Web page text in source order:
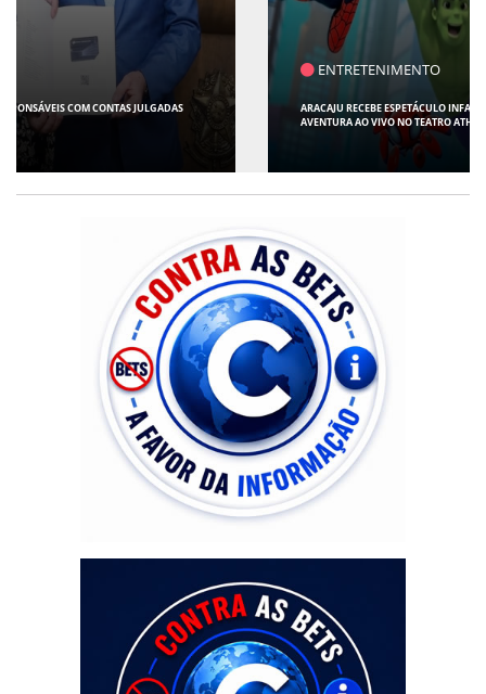
ENTRETENIMENTO
ARACAJU RECEBE ESPETÁCULO INFANTIL "SPIDEY E SEUS AMIGOS" COM
AVENTURA AO VIVO NO TEATRO ATHENEU